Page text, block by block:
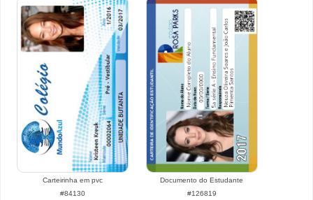
Carteirinha em pvc
#84130
Documento do Estudante
#126819